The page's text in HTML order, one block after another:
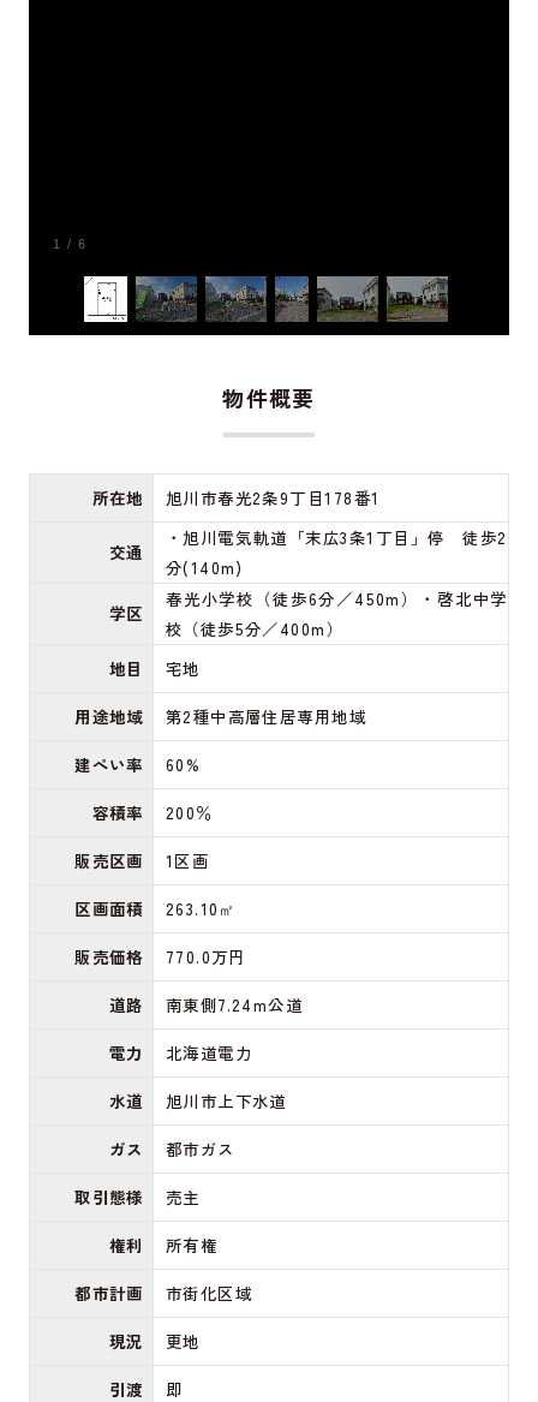
1 / 6
物件概要
所在地 旭川市春光2条9丁目178番1
交通
・旭川電気軌道「末広3条1丁目」停 徒歩2
分(140m)
学区
春光小学校（徒歩6分／450m）・啓北中学
校（徒歩5分／400m）
地目
宅地
用途地域
第2種中高層住居専用地域
建ぺい率
60%
容積率
200％
販売区画
1区画
区画面積
263.10㎡
販売価格
770.0万円
道路
南東側7.24m公道
電力
北海道電力
水道
旭川市上下水道
ガス
都市ガス
取引態様
売主
権利
所有権
都市計画
市街化区域
現況
更地
引渡
即